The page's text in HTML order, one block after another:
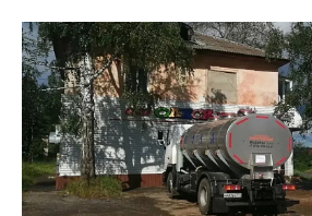
повышение энергоэффективности
схем, исполнителю нужно разработать
строительству и реконструкции
оценив размер вложений, а также
бесхозных объектов и возможные
сферы городского хозяйства. В июне
«Златоуст.инфо» сообщал о подобных
вопроса была почти в три раза выше - 9
486 рублей, а в списке работ была
системы ливнёвок.